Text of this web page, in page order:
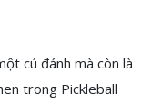
cú đánh mà còn là
trong Pickleball